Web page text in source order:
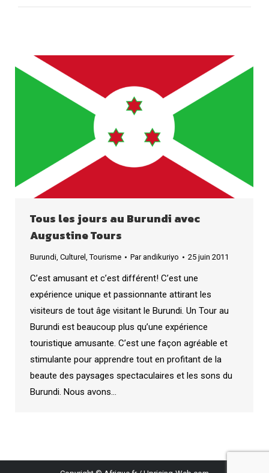
Tous les jours au Burundi avec
Augustine Tours
Burundi, Culturel ,Tourisme Parandikuriyo 25 juin 2011
C’est amusant et c’est différent! C’est une
expérience unique et passionnante attirant les
visiteurs de tout âge visitant le Burundi. Un Tour au
Burundi est beaucoup plus qu’une expérience
touristique amusante. C’est une façon agréable et
stimulante pour apprendre tout en profitant de la
beaute des paysages spectaculaires et les sons du
Burundi. Nous avons…